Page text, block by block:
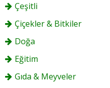
Çeşitli
Çiçekler & Bitkiler
Doğa
Eğitim
Gıda & Meyveler